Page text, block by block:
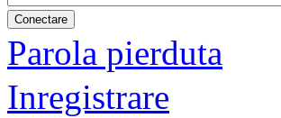
Parola pierduta
Inregistrare